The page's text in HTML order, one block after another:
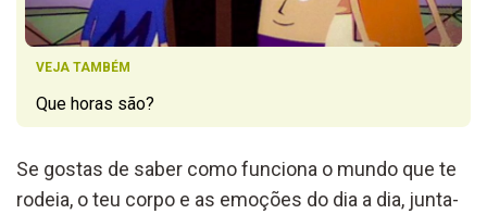
VEJA TAMBÉM
Que horas são?
Se gostas de saber como funciona o mundo que te
rodeia, o teu corpo e as emoções do dia a dia, junta-